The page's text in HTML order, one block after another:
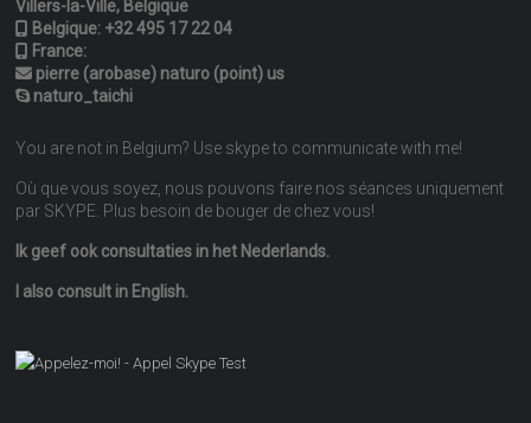
Villers-la-Ville, Belgique
Belgique: +32 495 17 22 04
France:
pierre (arobase) naturo (point) us
naturo_taichi
You are not in Belgium? Use skype to communicate with me!
Où que vous soyez, nous pouvons faire nos séances uniquement
par SKYPE. Plus besoin de bouger de chez vous!
Ik geef ook consultaties in het Nederlands.
I also consult in English.